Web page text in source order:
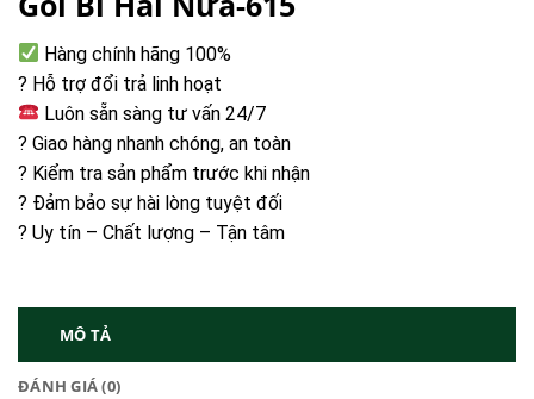
Hàng chính hãng 100%
? Hỗ trợ đổi trả linh hoạt
Luôn sẵn sàng tư vấn 24/7
? Giao hàng nhanh chóng, an toàn
? Kiểm tra sản phẩm trước khi nhận
? Đảm bảo sự hài lòng tuyệt đối
? Uy tín – Chất lượng – Tận tâm
MÔ TẢ
ĐÁNH GIÁ (0)